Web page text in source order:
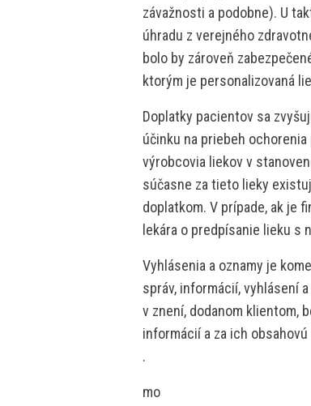
závažnosti a podobne). U
úhradu z verejného
bolo by zároveň
ktorým je personalizovaná
Doplatky pacientov sa
účinku na priebeh
výrobcovia liekov v
súčasne za tieto lieky
doplatkom. V prípade, ak je
lekára o predpísanie lieku s
Vyhlásenia a oznamy je
správ, informácií, vyhlásení
v znení, dodanom klientom,
informácií a za ich
.
mo